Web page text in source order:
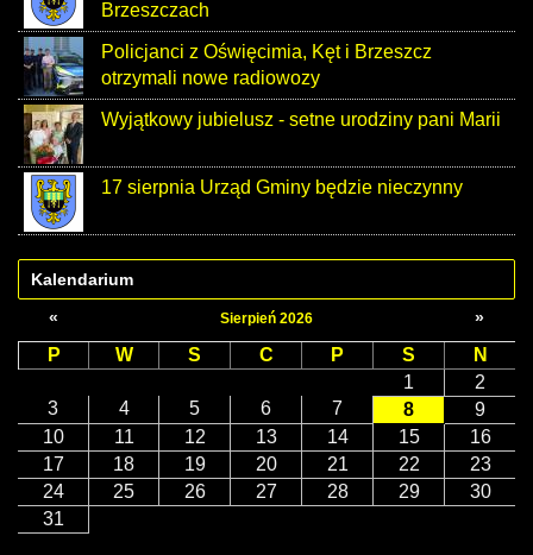
Brzeszczach
Policjanci z Oświęcimia, Kęt i Brzeszcz
otrzymali nowe radiowozy
Wyjątkowy jubielusz - setne urodziny pani Marii
17 sierpnia Urząd Gminy będzie nieczynny
Kalendarium
«
Sierpień 2026 »
P W S C P S
N
1
2
3
4 5 6 7 8
9
10
11 12 13 14 15
16
17
18 19 20 21 22
23
24
25 26 27 28 29
30
31